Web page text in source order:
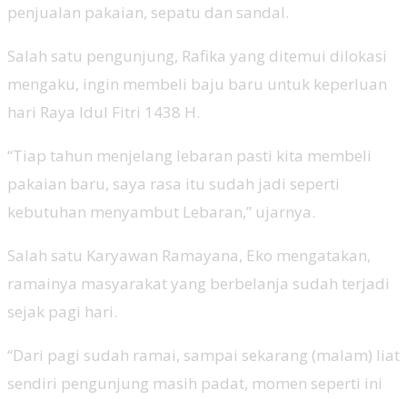
penjualan pakaian, sepatu dan sandal.
Salah satu pengunjung, Rafika yang ditemui dilokasi
mengaku, ingin membeli baju baru untuk keperluan
hari Raya Idul Fitri 1438 H.
“Tiap tahun menjelang lebaran pasti kita membeli
pakaian baru, saya rasa itu sudah jadi seperti
kebutuhan menyambut Lebaran,” ujarnya.
Salah satu Karyawan Ramayana, Eko mengatakan,
ramainya masyarakat yang berbelanja sudah terjadi
sejak pagi hari.
“Dari pagi sudah ramai, sampai sekarang (malam) liat
sendiri pengunjung masih padat, momen seperti ini